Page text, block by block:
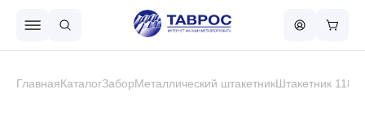
ГлавнаяКаталогЗаборМеталлический штакетникШтакетник 118